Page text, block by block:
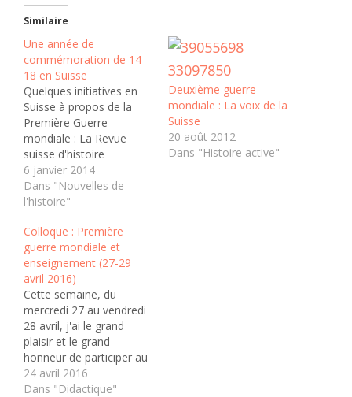
Similaire
Une année de
commémoration de 14-
18 en Suisse
Quelques initiatives en
Suisse à propos de la
Première Guerre
mondiale : La Revue
suisse d'histoire
consacre son dernier
numéro aux nouvelles
approches de la
Première Guerre
mondiale. Déjà présenté
ici, le site 14-18.ch
propose d'explorer une
série de cartes postales
de la Première Guerre
conservées…
6 janvier 2014
Dans "Nouvelles de
l'histoire"
Deuxième guerre
mondiale : La voix de la
Suisse
20 août 2012
Dans "Histoire active"
Colloque : Première
guerre mondiale et
enseignement (27-29
avril 2016)
Cette semaine, du
mercredi 27 au vendredi
28 avril, j'ai le grand
plaisir et le grand
honneur de participer au
colloque «Première
guerre mondiale et
24 avril 2016
Dans "Didactique"